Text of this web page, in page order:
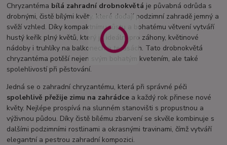
Chryzantéma bílá zahradní drobnokvětá je půvabná odrůda s
drobnými, čistě bílými květy, které dodají podzimní zahradě jemný a
svěží vzhled. Díky kompaktnímu růstu a bohatému větvení vytváří
hustý keřík plný květů, který je ideální pro záhony, květinové
nádoby i truhlíky na balkonech a terasách. Tato drobnokvětá
chryzantéma potěší nejen svým bohatým kvetením, ale také
spolehlivostí při pěstování.
Jedná se o zahradní chryzantému, která při správné péči
spolehlivě přežije zimu na zahrádce a každý rok přinese nové
květy. Nejlépe prospívá na slunném stanovišti s propustnou a
výživnou půdou. Díky čistě bílému zbarvení se skvěle kombinuje s
dalšími podzimními rostlinami a okrasnými travinami, čímž vytváří
elegantní a pestrou zahradní kompozici.